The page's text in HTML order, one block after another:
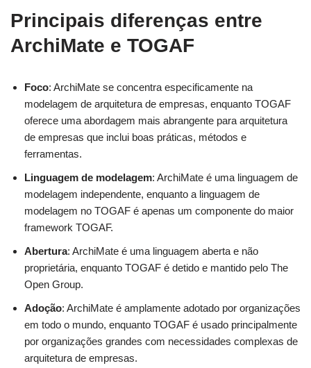
Principais diferenças entre
ArchiMate e TOGAF
Foco: ArchiMate se concentra especificamente na
modelagem de arquitetura de empresas, enquanto TOGAF
oferece uma abordagem mais abrangente para arquitetura
de empresas que inclui boas práticas, métodos e
ferramentas.
Linguagem de modelagem: ArchiMate é uma linguagem de
modelagem independente, enquanto a linguagem de
modelagem no TOGAF é apenas um componente do maior
framework TOGAF.
Abertura: ArchiMate é uma linguagem aberta e não
proprietária, enquanto TOGAF é detido e mantido pelo The
Open Group.
Adoção: ArchiMate é amplamente adotado por organizações
em todo o mundo, enquanto TOGAF é usado principalmente
por organizações grandes com necessidades complexas de
arquitetura de empresas.